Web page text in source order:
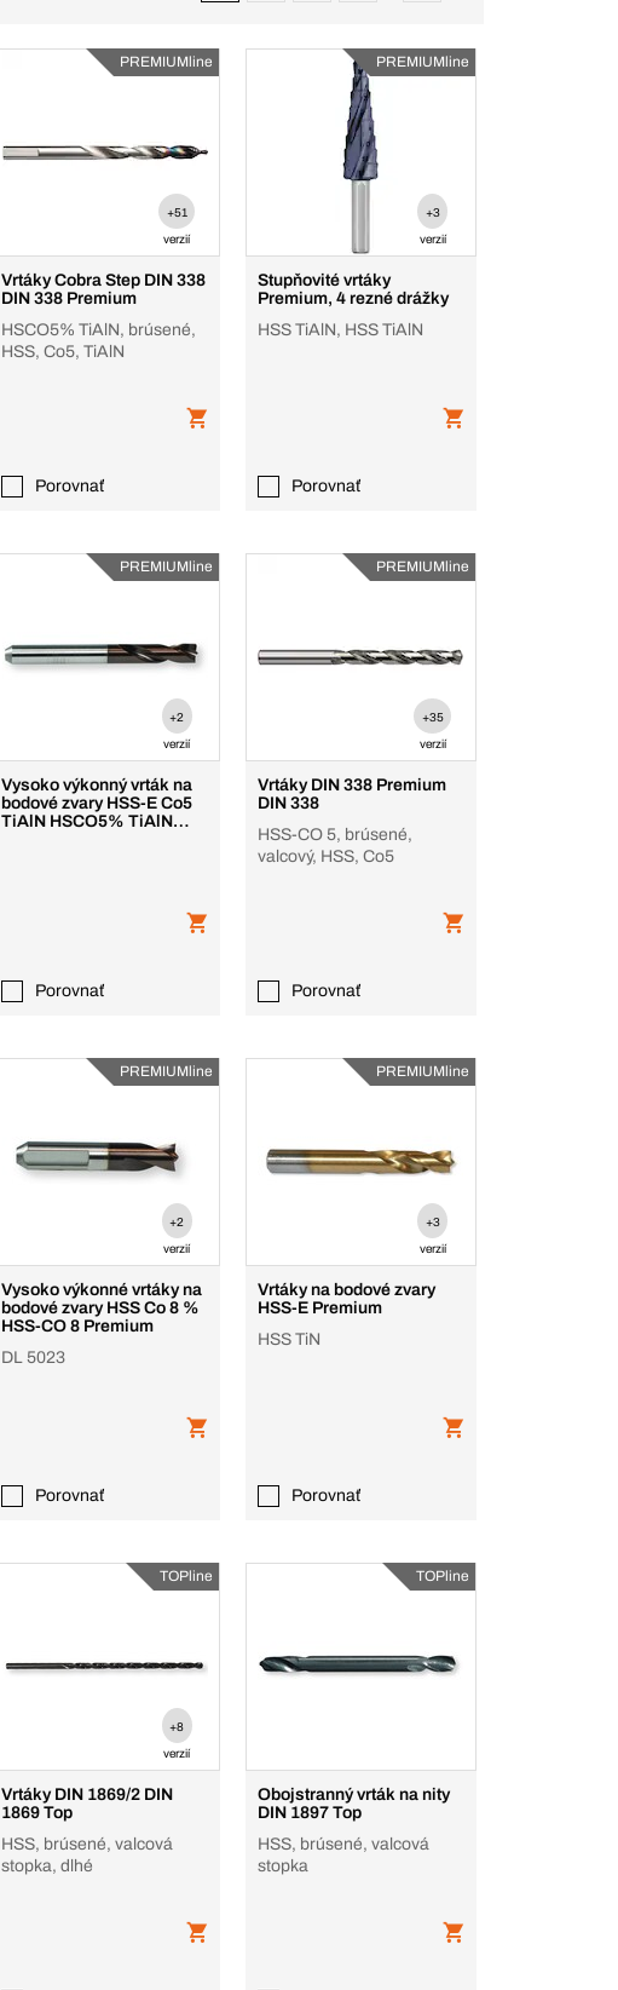
PREMIUMline
+51
verzií
Vrtáky Cobra Step DIN 338
DIN 338 Premium
HSCO5% TiAlN, brúsené,
HSS, Co5, TiAlN
Porovnať
PREMIUMline
+3
verzií
Stupňovité vrtáky
Premium, 4 rezné drážky
HSS TiAlN, HSS TiAlN
Porovnať
PREMIUMline
+2
verzií
Vysoko výkonný vrták na
bodové zvary HSS-E Co5
TiAlN HSCO5% TiAlN
Porovnať
PREMIUMline
+35
verzií
Vrtáky DIN 338 Premium
DIN 338
HSS-CO 5, brúsené,
valcový, HSS, Co5
Porovnať
PREMIUMline
+2
verzií
Vysoko výkonné vrtáky na
bodové zvary HSS Co 8 %
HSS-CO 8 Premium
DL 5023
Porovnať
PREMIUMline
+3
verzií
Vrtáky na bodové zvary
HSS-E Premium
HSS TiN
Porovnať
TOPline
+8
verzií
Vrtáky DIN 1869/2 DIN
1869 Top
HSS, brúsené, valcová
stopka, dlhé
TOPline
Obojstranný vrták na nity
DIN 1897 Top
HSS, brúsené, valcová
stopka